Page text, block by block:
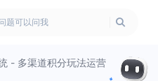
题可以问我
- 多渠道积分玩法运营